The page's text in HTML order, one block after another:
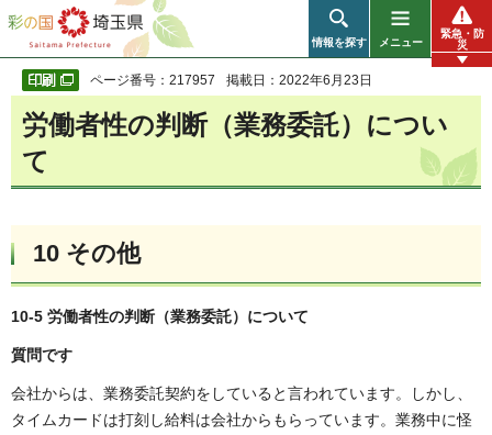
彩の国 埼玉県
情報を探す メニュー
緊急・防
災
ページ番号：217957 掲載日：2022年6月23日
労働者性の判断（業務委託）につい
て
10 その他
10-5 労働者性の判断（業務委託）について
質問です
会社からは、業務委託契約をしていると言われています。しかし、
タイムカードは打刻し給料は会社からもらっています。業務中に怪